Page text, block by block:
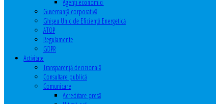
Agenţi economici
Guvernanță corporativă
Ghişeu Unic de Eficienţă Energetică
ATOP
Regulamente
GDPR
Activitate
Transparenţă decizională
Consultare publică
Comunicare
Acreditare presă